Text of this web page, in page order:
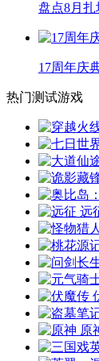
盘点8月
17周年庆
热门测试游戏
远
原